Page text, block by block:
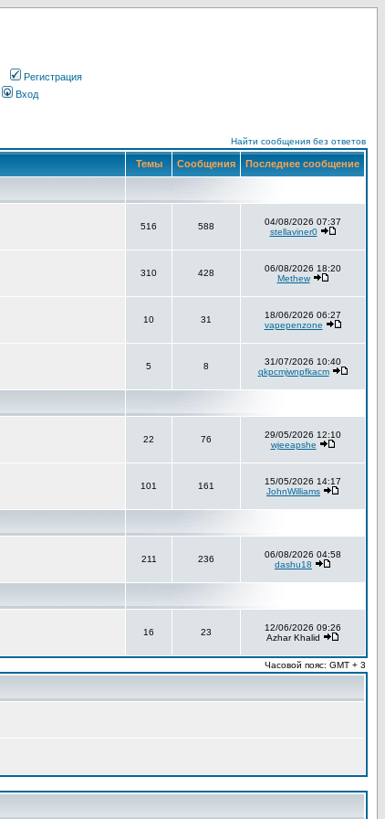
Регистрация
Вход
Найти сообщения без ответов
Темы Сообщения Последнее сообщение
516 588
04/08/2026 07:37
stellaviner0
310 428
06/08/2026 18:20
Methew
10 31
18/06/2026 06:27
vapepenzone
5 8
31/07/2026 10:40
qkpcmjwnpfkacm
22 76
29/05/2026 12:10
wjeeapshe
101 161
15/05/2026 14:17
JohnWilliams
211 236
06/08/2026 04:58
dashu18
16 23
12/06/2026 09:26
Azhar Khalid
Часовой пояс: GMT + 3